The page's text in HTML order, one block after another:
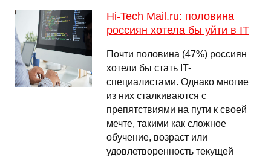
Hi-Tech Mail.ru: половина
россиян хотела бы уйти в IT
Почти половина (47%) россиян
хотели бы стать IT-
специалистами. Однако многие
из них сталкиваются с
препятствиями на пути к своей
мечте, такими как сложное
обучение, возраст или
удовлетворенность текущей